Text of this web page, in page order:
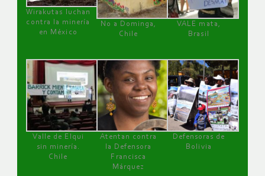
Wirakutas luchan
contra la minería
en México
No a Dominga,
Chile
VALE mata,
Brasil
Valle de Elqui
sin minería.
Chile
Atentan contra
la Defensora
Francisca
Márquez
Defensoras de
Bolivia